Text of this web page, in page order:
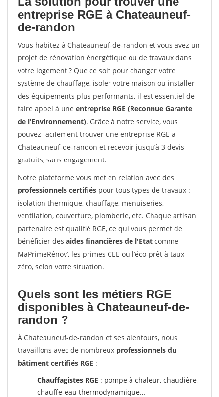
entreprise RGE à Chateauneuf-
de-randon
Vous habitez à Chateauneuf-de-randon et vous avez un
projet de rénovation énergétique ou de travaux dans
votre logement ? Que ce soit pour changer votre
système de chauffage, isoler votre maison ou installer
des équipements plus performants, il est essentiel de
faire appel à une entreprise RGE (Reconnue Garante
de l’Environnement). Grâce à notre service, vous
pouvez facilement trouver une entreprise RGE à
Chateauneuf-de-randon et recevoir jusqu’à 3 devis
gratuits, sans engagement.
Notre plateforme vous met en relation avec des
professionnels certifiés pour tous types de travaux :
isolation thermique, chauffage, menuiseries,
ventilation, couverture, plomberie, etc. Chaque artisan
partenaire est qualifié RGE, ce qui vous permet de
bénéficier des aides financières de l'État comme
MaPrimeRénov’, les primes CEE ou l’éco-prêt à taux
zéro, selon votre situation.
Quels sont les métiers RGE
disponibles à Chateauneuf-de-
randon ?
À Chateauneuf-de-randon et ses alentours, nous
travaillons avec de nombreux professionnels du
bâtiment certifiés RGE :
Chauffagistes RGE : pompe à chaleur, chaudière,
chauffe-eau thermodynamique…